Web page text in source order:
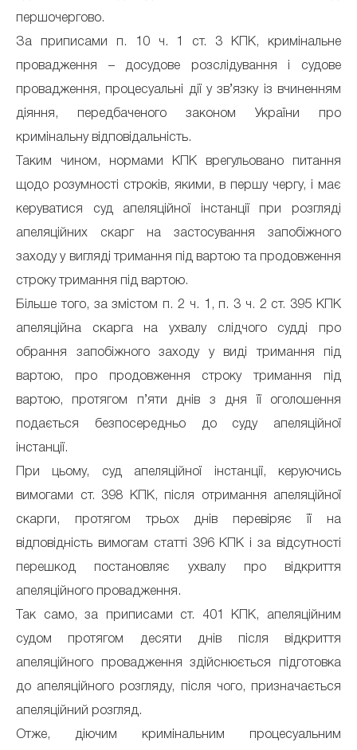
першочергово.
За приписами п. 10 ч. 1 ст. 3 КПК, кримінальне
провадження – досудове розслідування і судове
провадження, процесуальні дії у зв’язку із вчиненням
діяння, передбаченого законом України про
кримінальну відповідальність.
Таким чином, нормами КПК врегульовано питання
щодо розумності строків, якими, в першу чергу, і має
керуватися суд апеляційної інстанції при розгляді
апеляційних скарг на застосування запобіжного
заходу у вигляді тримання під вартою та продовження
строку тримання під вартою.
Більше того, за змістом п. 2 ч. 1, п. 3 ч. 2 ст. 395 КПК
апеляційна скарга на ухвалу слідчого судді про
обрання запобіжного заходу у виді тримання під
вартою, про продовження строку тримання під
вартою, протягом п’яти днів з дня її оголошення
подається безпосередньо до суду апеляційної
інстанції.
При цьому, суд апеляційної інстанції, керуючись
вимогами ст. 398 КПК, після отримання апеляційної
скарги, протягом трьох днів перевіряє її на
відповідність вимогам статті 396 КПК і за відсутності
перешкод постановляє ухвалу про відкриття
апеляційного провадження.
Так само, за приписами ст. 401 КПК, апеляційним
судом протягом десяти днів після відкриття
апеляційного провадження здійснюється підготовка
до апеляційного розгляду, після чого, призначається
апеляційний розгляд.
Отже, діючим кримінальним процесуальним